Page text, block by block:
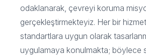
odaklanarak, çevreyi koruma
gerçekleştirmekteyiz. Her bir
standartlara uygun olarak
uygulamaya konulmakta; böylece